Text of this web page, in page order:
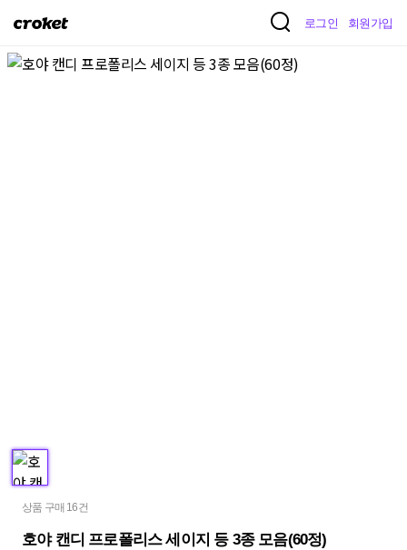
크
켓
로그인 회원가입
상품 구매 16건
호야 캔디 프로폴리스 세이지 등 3종 모음(60정)